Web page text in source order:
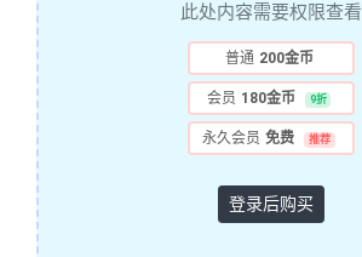
此处内容需要权限查看
普通 200金币
会员 180金币 9折
永久会员 免费 推荐
登录后购买